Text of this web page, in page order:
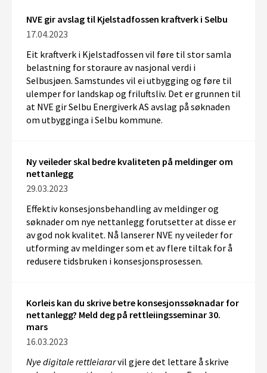
NVE gir avslag til Kjelstadfossen kraftverk i Selbu
17.04.2023
Eit kraftverk i Kjelstadfossen vil føre til stor samla
belastning for storaure av nasjonal verdi i
Selbusjøen. Samstundes vil ei utbygging og føre til
ulemper for landskap og friluftsliv. Det er grunnen til
at NVE gir Selbu Energiverk AS avslag på søknaden
om utbygginga i Selbu kommune.
Ny veileder skal bedre kvaliteten på meldinger om
nettanlegg
29.03.2023
Effektivkonsesjonsbehandling av meldingerog
søknaderom nye nettanlegg forutsetter atdisse er
av god nok kvalitet. Nå lanserer NVE ny veileder for
utforming av meldingersom et av flere tiltak forå
redusere tidsbruken i konsesjonsprosessen.
Korleis kan du skrive betre konsesjonssøknadar for
nettanlegg? Meld deg på rettleiingsseminar 30.
mars
16.03.2023
Nye digitale rettleiararvil gjere det lettare å skrive